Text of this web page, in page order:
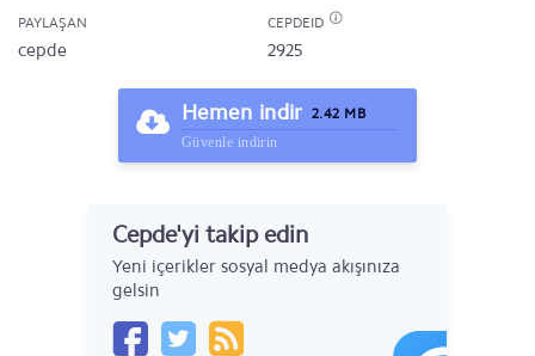
PAYLAŞAN
cepde
CEPDEID
2925
Hemen indir 2.42 MB
Güvenle indirin
Cepde'yi takip edin
Yeni içerikler sosyal medya akışınıza
gelsin